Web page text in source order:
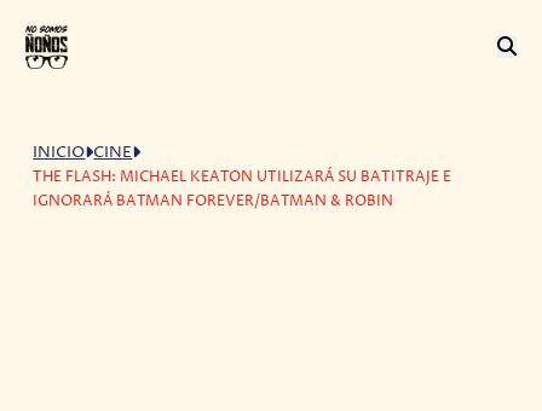
INICIO CINE
THE FLASH: MICHAEL KEATON UTILIZARÁ SU BATITRAJE E
IGNORARÁ BATMAN FOREVER/BATMAN & ROBIN